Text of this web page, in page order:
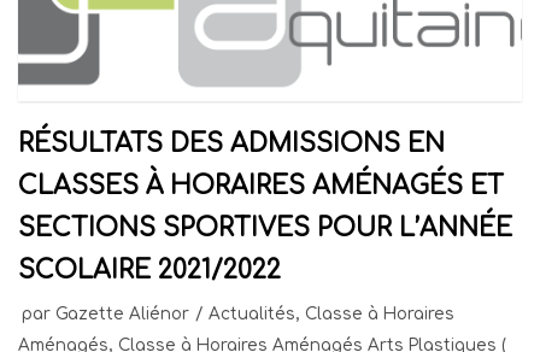
RÉSULTATS DES ADMISSIONS EN
CLASSES À HORAIRES AMÉNAGÉS ET
SECTIONS SPORTIVES POUR L’ANNÉE
SCOLAIRE 2021/2022
par Gazette Aliénor Actualités, Classe à Horaires
Aménagés, Classe à Horaires Aménagés Arts Plastiques (